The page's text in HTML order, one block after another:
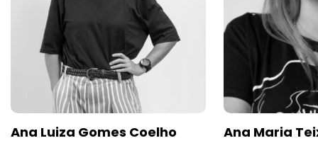
Ana Luiza Gomes Coelho Ana Maria